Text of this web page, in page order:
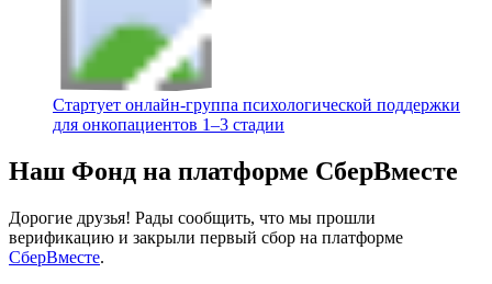
Стартует онлайн‑группа психологической поддержки
для онкопациентов 1–3 стадии
Наш Фонд на платформе СберВместе
Дорогие друзья! Рады сообщить, что мы прошли
верификацию и закрыли первый сбор на платформе
СберВместе.